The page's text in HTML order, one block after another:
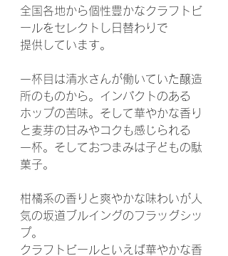
全国各地から個性豊かなクラフトビ
ールをセレクトし日替わりで
提供しています。
一杯目は清水さんが働いていた醸造
所のものから。インパクトのある
ホップの苦味。そして華やかな香り
と麦芽の甘みやコクも感じられる
一杯。そしておつまみは子どもの駄
菓子。
柑橘系の香りと爽やかな味わいが人
気の坂道ブルイングのフラッグシッ
プ。
クラフトビールといえば華やかな香